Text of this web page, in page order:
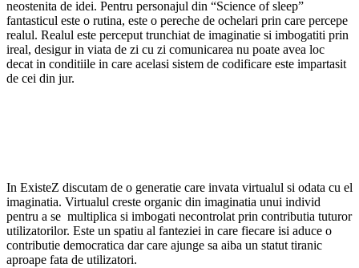
neostenita de idei. Pentru personajul din “Science of sleep”
fantasticul este o rutina, este o pereche de ochelari prin care percepe
realul. Realul este perceput trunchiat de imaginatie si imbogatiti prin
ireal, desigur in viata de zi cu zi comunicarea nu poate avea loc
decat in conditiile in care acelasi sistem de codificare este impartasit
de cei din jur.
In ExisteZ discutam de o generatie care invata virtualul si odata cu el
imaginatia. Virtualul creste organic din imaginatia unui individ
pentru a se multiplica si imbogati necontrolat prin contributia tuturor
utilizatorilor. Este un spatiu al fanteziei in care fiecare isi aduce o
contributie democratica dar care ajunge sa aiba un statut tiranic
aproape fata de utilizatori.